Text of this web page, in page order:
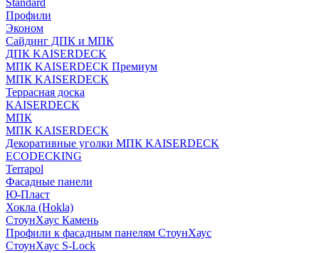
Standard
Профили
Эконом
Сайдинг ДПК и МПК
ДПК KAISERDECK
МПК KAISERDECK Премиум
МПК KAISERDECK
Террасная доска
KAISERDECK
МПК
МПК KAISERDECK
Декоративные уголки МПК KAISERDECK
ECODECKING
Terrapol
Фасадные панели
Ю-Пласт
Хокла (Hokla)
СтоунХаус Камень
Профили к фасадным панелям СтоунХаус
СтоунХаус S-Lock